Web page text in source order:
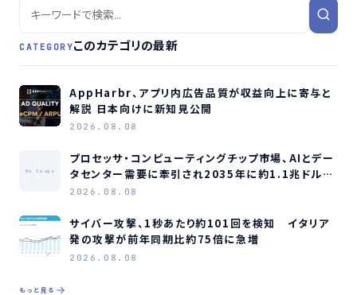
CATEGORYこのカテゴリの最新
AppHarbr、アプリ内広告品質が収益向上に寄与と
解説 日本向けに新知見公開
2026.08.08
No Image
プロセッサ・コンピューティングチップ市場、AIとデー
タセンター需要に牽引され2035年に約1.1兆ドル規
模へ成長か
2026.08.08
サイバー攻撃、1秒あたり約101回を検知 イタリア
発の攻撃が前年同期比約75倍に急増
2026.08.08
もっと見る